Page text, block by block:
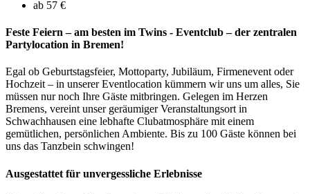
ab 57 €
Feste Feiern – am besten im Twins - Eventclub – der zentralen
Partylocation in Bremen!
Egal ob Geburtstagsfeier, Mottoparty, Jubiläum, Firmenevent oder
Hochzeit – in unserer Eventlocation kümmern wir uns um alles, Sie
müssen nur noch Ihre Gäste mitbringen. Gelegen im Herzen
Bremens, vereint unser geräumiger Veranstaltungsort in
Schwachhausen eine lebhafte Clubatmosphäre mit einem
gemütlichen, persönlichen Ambiente. Bis zu 100 Gäste können bei
uns das Tanzbein schwingen!
Ausgestattet für unvergessliche Erlebnisse